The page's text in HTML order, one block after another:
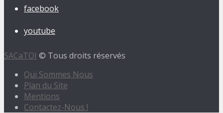
facebook
youtube
SACaTOI © Tous droits réservés
Qui Sommes Nous
Plan du Site
Mentions
Contactez-Nous !